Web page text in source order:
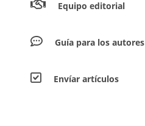
Equipo editorial
Guía para los autores
Envíar artículos